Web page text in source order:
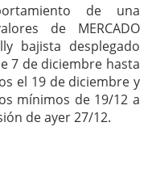
de una
de MERCADO
bajista desplegado
7 de diciembre hasta
el 19 de diciembre y
mínimos de 19/12 a
de ayer 27/12.